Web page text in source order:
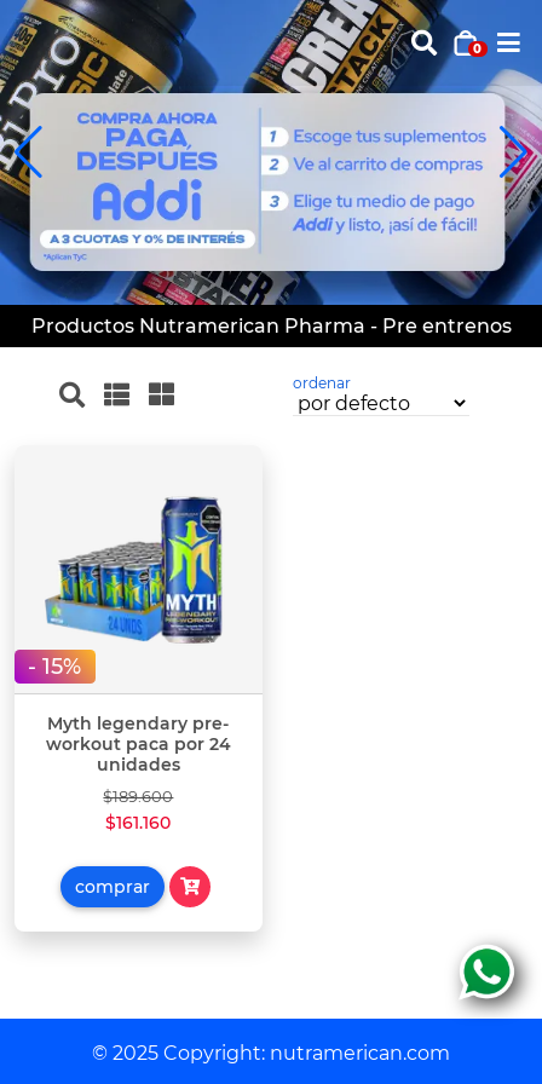
0
Productos Nutramerican Pharma - Pre entrenos
ordenar
- 15%
Myth legendary pre-
workout paca por 24
unidades
$189.600
$161.160
comprar
© 2025 Copyright: nutramerican.com